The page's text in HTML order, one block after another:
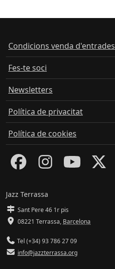
Condicions venda d'entrades
Fes-te soci
Newsletters
Política de privacitat
Política de cookies
Jazz Terrassa
Sant Pere 46 1r pis
08221 Terrassa, Barcelona
Tel (+34) 93 786 27 09
info@jazzterrassa.org